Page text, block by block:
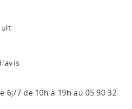
6j/7 de 10h à 19h au 05 90 32